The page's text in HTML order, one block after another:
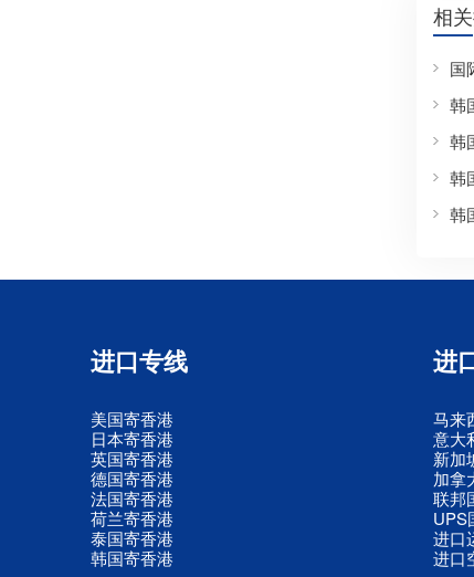
相
国
韩
韩
韩
韩
进口专线
美国寄香港
日本寄香港
英国寄香港
德国寄香港
法国寄香港
荷兰寄香港
泰国寄香港
韩国寄香港
进
马来
意大
新加
加拿
联邦
UPS
进口
进口